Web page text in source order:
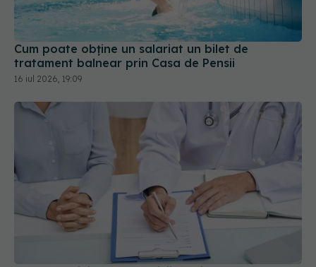
Cum poate obține un salariat un bilet de
tratament balnear prin Casa de Pensii
16 iul 2026, 19:09